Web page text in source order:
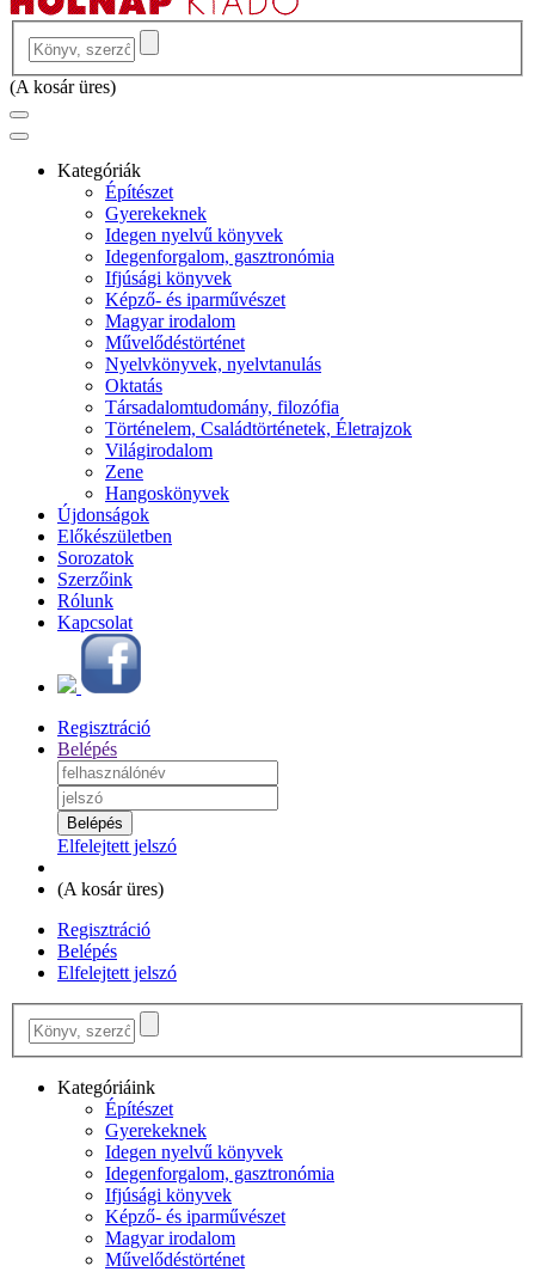
(A kosár üres)
Kategóriák
Építészet
Gyerekeknek
Idegen nyelvű könyvek
Idegenforgalom, gasztronómia
Ifjúsági könyvek
Képző- és iparművészet
Magyar irodalom
Művelődéstörténet
Nyelvkönyvek, nyelvtanulás
Oktatás
Társadalomtudomány, filozófia
Történelem, Családtörténetek, Életrajzok
Világirodalom
Zene
Hangoskönyvek
Újdonságok
Előkészületben
Sorozatok
Szerzőink
Rólunk
Kapcsolat
Regisztráció
Belépés
Elfelejtett jelszó
(A kosár üres)
Regisztráció
Belépés
Elfelejtett jelszó
Kategóriáink
Építészet
Gyerekeknek
Idegen nyelvű könyvek
Idegenforgalom, gasztronómia
Ifjúsági könyvek
Képző- és iparművészet
Magyar irodalom
Művelődéstörténet